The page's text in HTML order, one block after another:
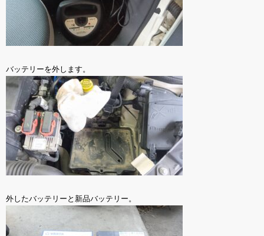
バッテリーを外します。
外したバッテリーと新品バッテリー。